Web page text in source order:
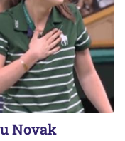
Novak